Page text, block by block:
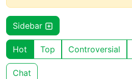
Sidebar
Hot Top Controversial
Chat